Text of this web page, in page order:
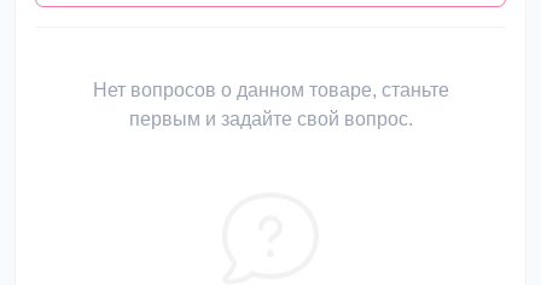
Нет вопросов о данном товаре, станьте
первым и задайте свой вопрос.